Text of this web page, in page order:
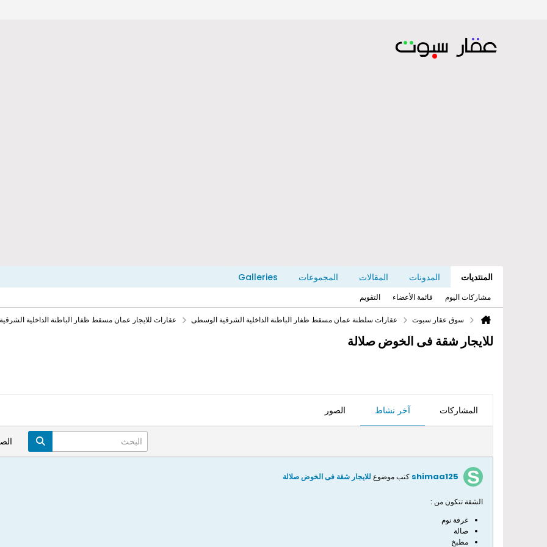
المنتديات المدونات المقالات المجموعات Galleries
مشاركات اليوم قائمة الأعضاء التقويم
سوق عقار سبوت عقارات سلطنة عمان مسقط ظفار الباطنة الداخلية الشرقية الوسطى عقارات للايجار عمان مسقط ظفار الباطنة الداخلية
للايجار شقة فى الخوض صلالة
المشاركات آخر نشاط الصور
shimaa125 كتب موضوع للايجار شقة فى الخوض صلالة
الشقة تتكون من :
غرفة نوم
صالة
مطبخ